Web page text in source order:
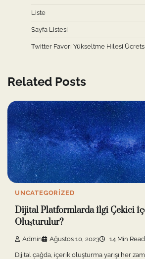
Liste
Sayfa Listesi
Twitter Favori Yükseltme Hilesi
Related Posts
UNCATEGORIZED
Dijital Platformlarda İlgi Çekici
Oluşturulur?
Admin Ağustos 10, 2023 14 Min Read
Dijital çağda, içerik oluşturma yarışı her